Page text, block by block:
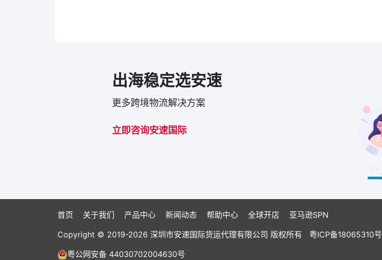
出海稳定选安速
更多跨境物流解决方案
立即咨询安速国际
首页 关于我们 产品中心 新闻动态 帮助中心 全球开店
亚马逊SPN
Copyright © 2019-2026 深圳市安速国际货运代理有限公司 版权所有 粤ICP备18065310号
粤公网安备 44030702004630号